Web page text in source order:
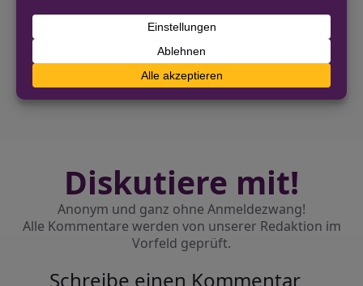
Fernsehpreis nominiert
NÄCHSTER BEITRAG
Kölner Fairnessabkommen: Vorwürfe
zurückgewiesen
Diskutiere mit!
Anonym und ganz ohne Anmeldezwang!
Alle Kommentare werden von unserer Redaktion im
Vorfeld geprüft.
Schreibe einen Kommentar